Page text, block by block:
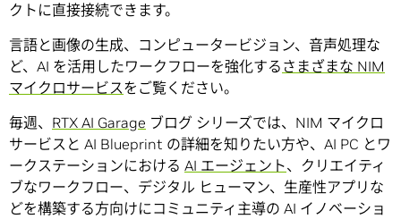
クトに直接接続できます。
言語と画像の生成、コンピュータービジョン、音声処理な
ど、AI を活用したワークフローを強化する さまざまな NIM
マイクロサービスをご覧ください。
毎週、 RTX AI Garage ブログ シリーズでは、NIM マイクロ
サービスと AI Blueprint の詳細を知りたい方や、AI PC とワ
ークステーションにおける AI エージェント、クリエイティ
ブなワークフロー、デジタル ヒューマン、生産性アプリな
どを構築する方向けにコミュニティ主導の AI イノベーショ